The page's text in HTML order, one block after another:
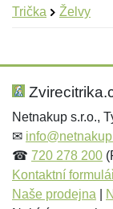
Trička Želvy
Hodnocení:
Jméno: *
Jméno:
E-mail:*
Netnakup s.r.o.,
✉
☎ 720 278 200
Kontaktní
Naše prodejna